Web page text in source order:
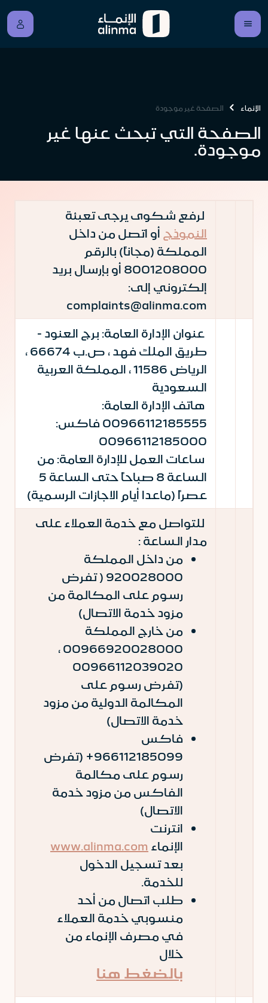
الإنماء الصفحة غير موجودة
الصفحة التي تبحث عنها غير
موجودة.
لرفع شكوى يرجى تعبئة
النموذج أو اتصل من داخل
المملكة (مجاناً) بالرقم
8001208000 أو بإرسال بريد
إلكتروني إلى:
complaints@alinma.com
عنوان الإدارة العامة: برج العنود -
طريق الملك فهد ، ص.ب 66674 ،
الرياض 11586 ، المملكة العربية
السعودية
هاتف الإدارة العامة:
00966112185555 فاكس:
00966112185000
ساعات العمل للإدارة العامة: من
الساعة 8 صباحاً حتى الساعة 5
عصراً (ماعدا أيام الاجازات الرسمية)
للتواصل مع خدمة العملاء على
مدار الساعة :
من داخل المملكة
920028000 ( تفرض
رسوم على المكالمة من
مزود خدمة الاتصال)
من خارج المملكة
00966920028000 ،
00966112039020
(تفرض رسوم على
المكالمة الدولية من مزود
خدمة الاتصال)
فاكس
966112185099+ (تفرض
رسوم على مكالمة
الفاكس من مزود خدمة
الاتصال)
انترنت
الإنماء www.alinma.com
بعد تسجيل الدخول
للخدمة.
طلب اتصال من أحد
منسوبي خدمة العملاء
في مصرف الإنماء من
خلال
بالضغط هنا